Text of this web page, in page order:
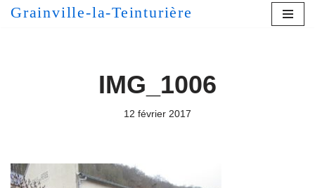
Grainville-la-Teinturière
IMG_1006
12 février 2017